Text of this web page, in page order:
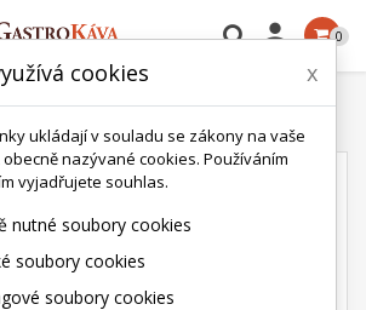
 0
15 pyramidek
cookies x
ukládají v souladu se zákony na vaše
nazývané cookies. Používáním
vyjadřujete souhlas.
nutné soubory cookies
soubory cookies
soubory cookies